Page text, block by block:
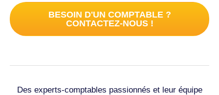
BESOIN D'UN COMPTABLE ?
CONTACTEZ-NOUS !
Des experts-comptables passionnés et leur équipe